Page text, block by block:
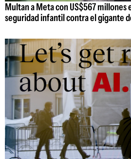
Multan a Meta con US$567 millones
seguridad infantil contra el gigante